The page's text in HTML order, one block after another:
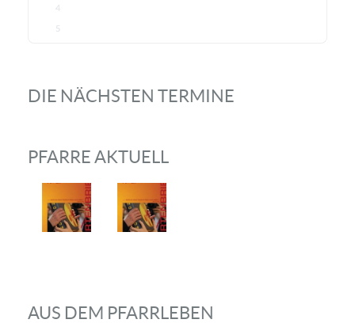
4
5
DIE NÄCHSTEN TERMINE
PFARRE AKTUELL
AUS DEM PFARRLEBEN